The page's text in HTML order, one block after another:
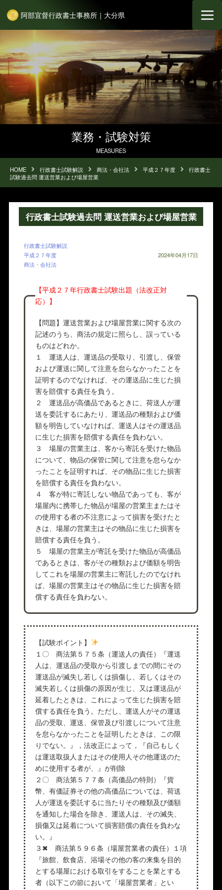
阿部宜督行政書士事務所｜大分県
業務・試験対策
MEASURES
HOME 行政書士試験解説 商法・会社法 平成２７年度
行政書士
試験過去問 運送営業および場屋営業
行政書士試験過去問 運送営業および場屋営業
行政書士試験解説
平成２７年度
商法・会社法
2024年04月17日
【平成２７年行政書士試験出題（法改正対
応）】
【問題】運送営業および場屋営業に関する次の
記述のうち、商法の規定に照らし、誤っている
ものはどれか。
１ 運送人は、運送品の受取り、引渡し、保管
および運送に関して注意を怠らなかったことを
証明するのでなければ、その運送品に生じた損
害を賠償する責任を負う。
２ 運送品が高価品であるときに、荷送人が運
送を委託するにあたり、運送品の種類および価
額を明告していなければ、運送人はその運送品
に生じた損害を賠償する責任を負わない。
３ 場屋の営業主は、客から寄託を受けた物品
について、物品の保管に関して注意を怠らなか
ったことを証明すれば、その物品に生じた損害
を賠償する責任を負わない。
４ 客が特に寄託しない物品であっても、客が
場屋内に携帯した物品が場屋の営業主またはそ
の使用する者の不注意によって損害を受けたと
きは、場屋の営業主はその物品に生じた損害を
賠償する責任を負う。
５ 場屋の営業主が寄託を受けた物品が高価品
であるときは、客がその種類および価額を明告
してこれを場屋の営業主に寄託したのでなけれ
ば、場屋の営業主はその物品に生じた損害を賠
償する責任を負わない。
【試験ポイント】
１〇 商法第５７５条（運送人の責任）『運送
人は、運送品の受取から引渡しまでの間にその
運送品が滅失し若しくは損傷し、若しくはその
滅失若しくは損傷の原因が生じ、又は運送品が
延着したときは、これによって生じた損害を賠
償する責任を負う。ただし、運送人がその運送
品の受取、運送、保管及び引渡しについて注意
を怠らなかったことを証明したときは、この限
りでない。』，法改正によって，『自己もしく
は運送取扱人またはその使用人その他運送のた
めに使用する者が、』が削除
２〇 商法第５７７条（高価品の特則）『貨
幣、有価証券その他の高価品については、荷送
人が運送を委託するに当たりその種類及び価額
を通知した場合を除き、運送人は、その滅失、
損傷又は延着について損害賠償の責任を負わな
い。』
３✖ 商法第５９６条（場屋営業者の責任）１項
『旅館、飲食店、浴場その他の客の来集を目的
とする場屋における取引をすることを業とする
者（以下この節において「場屋営業者」とい